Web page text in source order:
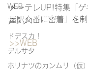
WEB
アップ！
ドデスカ！
デルサタ
ホリナツのカンムリ（仮）
メ〜テレUP!特集「
屋駅交番に密着」を制
>>WEB